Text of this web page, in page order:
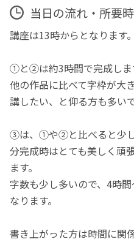
当日の流れ・所要
講座は13時からとなります。
①と②は約3時間で完成しま
他の作品に比べて字枠が大
講したい、と仰る方も多いで
③は、①や②と比べると少
分完成時はとても美しく頑
ます。
字数も少し多いので、4時
なります。
書き上がった方は時間に関